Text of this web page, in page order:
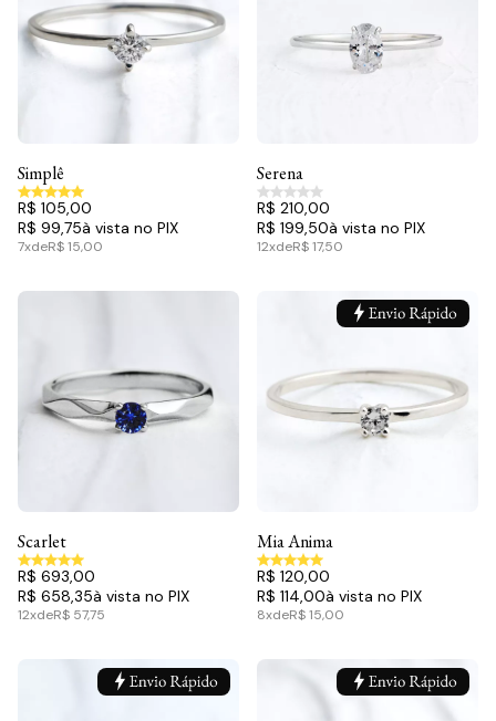
Simplê
R$ 105,00
7xdeR$ 15,00
R$ 99,75
Serena
R$ 210,00
12xdeR$ 17,50
R$ 199,50
Scarlet
R$ 693,00
12xdeR$ 57,75
R$ 658,35
Mia Anima
R$ 120,00
8xdeR$ 15,00
R$ 114,00